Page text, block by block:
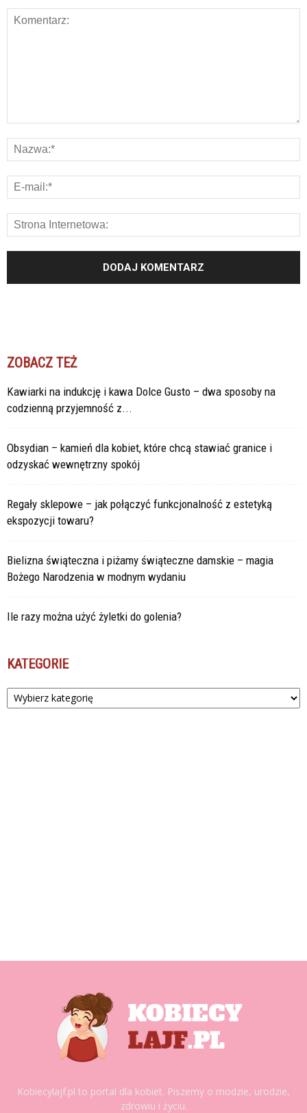
ZOBACZ TEŻ
Kawiarki na indukcję i kawa Dolce Gusto – dwa sposoby na
codzienną przyjemność z...
Obsydian – kamień dla kobiet, które chcą stawiać granice i
odzyskać wewnętrzny spokój
Regały sklepowe – jak połączyć funkcjonalność z estetyką
ekspozycji towaru?
Bielizna świąteczna i piżamy świąteczne damskie – magia
Bożego Narodzenia w modnym wydaniu
Ile razy można użyć żyletki do golenia?
KATEGORIE
Kategorie
Kobiecylajf.pl to portal dla kobiet. Piszemy o modzie, urodzie,
zdrowiu i życiu.